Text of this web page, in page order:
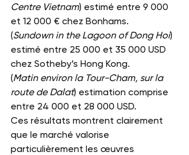
Centre Vietnam) estimé entre 9 000
et 12 000 € chez Bonhams.
(Sundown in the Lagoon of Dong Hoi)
estimé entre 25 000 et 35 000 USD
chez Sotheby’s Hong Kong.
(Matin environ la Tour-Cham, sur la
route de Dalat) estimation comprise
entre 24 000 et 28 000 USD.
Ces résultats montrent clairement
que le marché valorise
particulièrement les œuvres